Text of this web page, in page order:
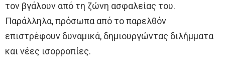
τον βγάλουν από τη ζώνη ασφαλείας του.
Παράλληλα, πρόσωπα από το παρελθόν
επιστρέφουν δυναμικά, δημιουργώντας διλήμματα
και νέες ισορροπίες.